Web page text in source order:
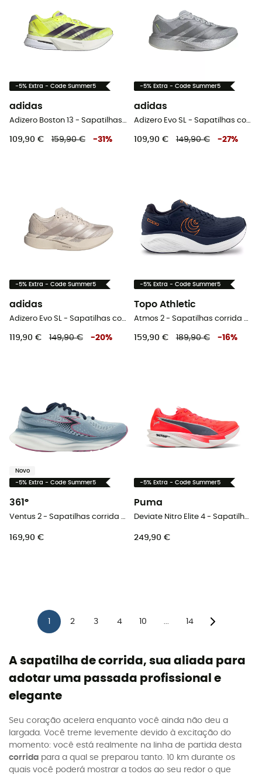
-5% Extra - Code Summer5
adidas
Adizero Boston 13 - Sapatilhas corrida homem
109,90 € 159,90 € -31 %
-5% Extra - Code Summer5
adidas
Adizero Evo SL - Sapatilhas corrida homem
109,90 € 149,90 € -27%
-5% Extra - Code Summer5
adidas
Adizero Evo SL - Sapatilhas corrida mulher
119,90 € 149,90 € -20%
-5% Extra - Code Summer5
Topo Athletic
Atmos 2 - Sapatilhas corrida homem
159,90 € 189,90 € -16%
Novo
-5% Extra - Code Summer5
361°
Ventus 2 - Sapatilhas corrida mulher
169,90 €
-5% Extra - Code Summer5
Puma
Deviate Nitro Elite 4 - Sapatilhas corrida homem
249,90 €
2 3 4 10 14
A sapatilha de corrida, sua aliada para
adotar uma passada profissional e
elegante
Seu coração acelera enquanto você ainda não deu a
largada. Você treme levemente devido à excitação do
momento: você está realmente na linha de partida desta
corrida para a qual se preparou tanto. 10 km durante os
quais você poderá mostrar a todos ao seu redor o que